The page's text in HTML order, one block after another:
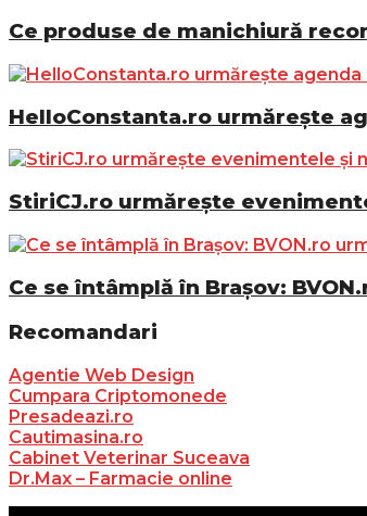
Ce produse de manichiură
HelloConstanta.ro urmărește
StiriCJ.ro urmărește
Ce se întâmplă în Brașov:
Recomandari
Agentie Web Design
Cumpara Criptomonede
Presadeazi.ro
Cautimasina.ro
Cabinet Veterinar Suceava
Dr.Max – Farmacie online